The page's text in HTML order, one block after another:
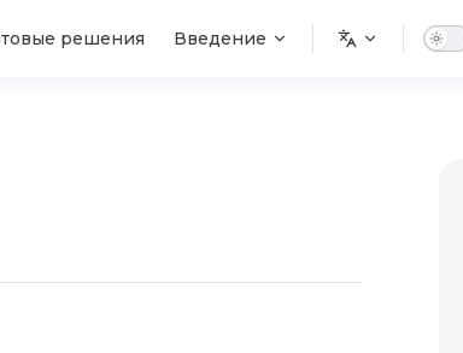
решения Введение